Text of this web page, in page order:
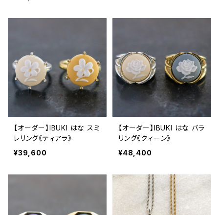
【オーダー】IBUKI はな スミ
レリング《ティアラ》
¥39,600
【オーダー】IBUKI はな バラ
リング《クィーン》
¥48,400